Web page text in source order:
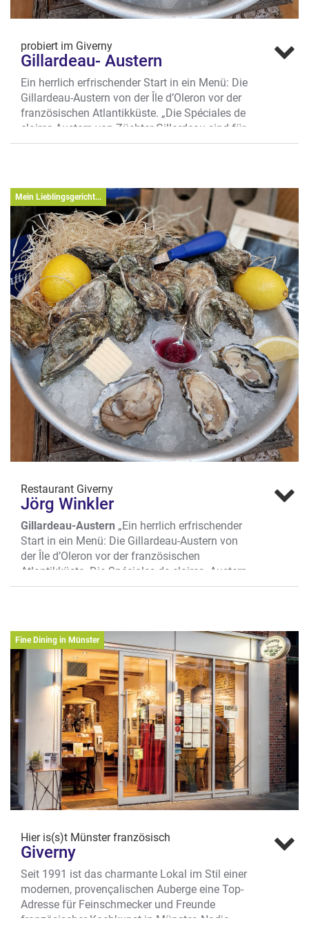
probiert im Giverny
Gillardeau- Austern
Ein herrlich erfrischender Start in ein Menü: Die
Gillardeau-Austern von der Île d’Oleron vor der
französischen Atlantikküste. „Die Spéciales de
claires-Austern von Züchter Gillardeau sind für
mich eine ganz besondere Delikatesse mit
Jörg Richter vom Restaurant Giverny.
Wo? Spiekerhof 25, Kiepenkerlviertel
Mein Lieblingsgericht...
Restaurant Giverny
Jörg Winkler
Gillardeau-Austern „Ein herrlich erfrischender
Start in ein Menü: Die Gillardeau-Austern von
der Île d’Oleron vor der französischen
Atlantikküste. Die Spéciales de claires- Austern
von Züchter Gillardeau sind für mich eine ganz
mit Zitrone und etwas Brot. Und wie schon
Theodor Fontane wusste: „Wenn man die
Wahl hat zwischen Austern und Champagner,
so pflegt man sich in der Regel für beides zu
entscheiden.“
Wo? Spiekerhof 25, Kiepenkerlviertel
Fine Dining in Münster
Hier is(s)t Münster französisch
Giverny
Seit 1991 ist das charmante Lokal im Stil einer
modernen, provençalischen Auberge eine Top-
Adresse für Feinschmecker und Freunde
französischer Kochkunst in Münster. Nadja